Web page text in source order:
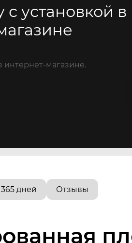
установкой в
интернет-магазине.
дней Отзывы